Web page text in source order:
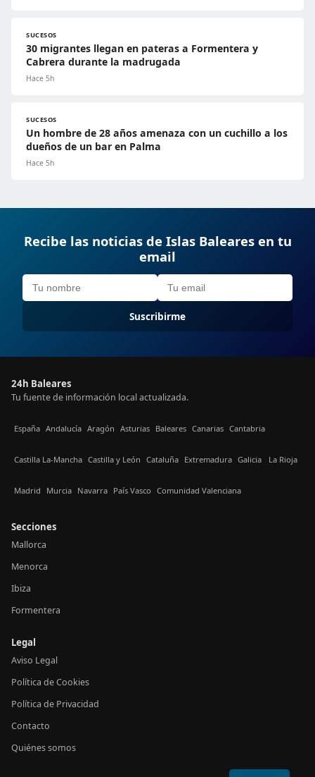
SUCESOS
30 migrantes llegan en pateras a Formentera y
Cabrera durante la madrugada
Hace 5h
SUCESOS
Un hombre de 28 años amenaza con un cuchillo a los
dueños de un bar en Palma
Hace 5h
Recibe las noticias de Islas Baleares en tu
email
Suscribirme
24h Baleares
Tu fuente de información local actualizada.
España Andalucía Aragón Asturias Baleares Canarias Cantabria
Castilla La-Mancha Castilla y León Cataluña Extremadura Galicia La Rioja
Madrid Murcia Navarra País Vasco Comunidad Valenciana
Secciones
Mallorca
Menorca
Ibiza
Formentera
Legal
Aviso Legal
Política de Cookies
Política de Privacidad
Contacto
Quiénes somos